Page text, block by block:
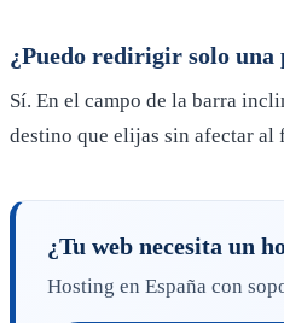
¿Puedo redirigir solo una
Sí. En el campo de la barra
destino que elijas sin afectar
¿Tu web necesita un
Hosting en España con